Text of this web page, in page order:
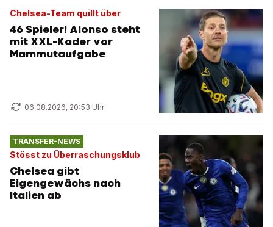
Chelsea-Team quillt über
46 Spieler! Alonso steht
mit XXL-Kader vor
Mammutaufgabe
06.08.2026, 20:53 Uhr
TRANSFER-NEWS
Stösst zu Überraschungsklub
Chelsea gibt
Eigengewächs nach
Italien ab